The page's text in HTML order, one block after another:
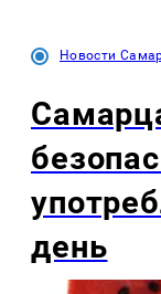
Новости
день